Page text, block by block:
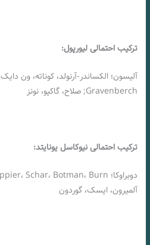
ترکیب احتمالی لیورپول:
Gravenberch; صلاح، گاکپو، نونز
ترکیب احتمالی نیوکاسل یونایتد:
آلمیرون، ایسک، گوردون